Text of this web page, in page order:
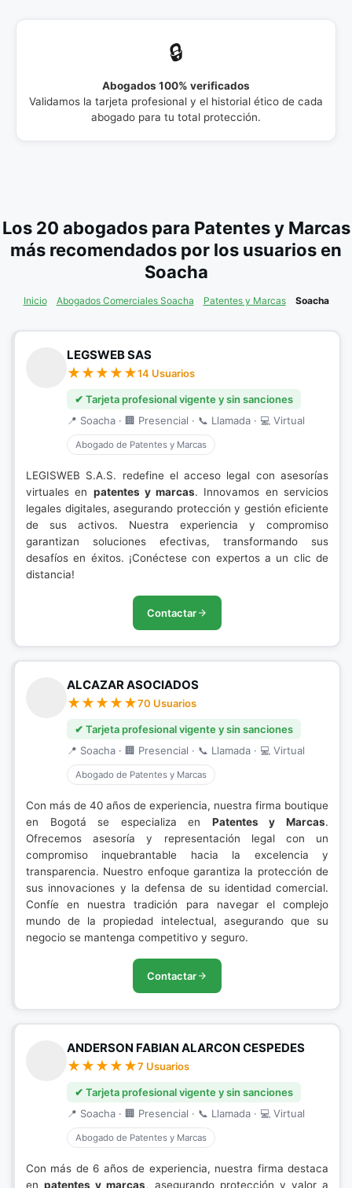
🔒
Abogados 100% verificados
Validamos la tarjeta profesional y el historial ético de cada
abogado para tu total protección.
Los 20 abogados para Patentes y Marcas
más recomendados por los usuarios en
Soacha
Inicio Abogados Comerciales Soacha Patentes y Marcas Soacha
LEGSWEB SAS
14 Usuarios
✔ Tarjeta profesional vigente y sin sanciones
📍 Soacha · 🏢 Presencial · 📞 Llamada · 💻 Virtual
Abogado de Patentes y Marcas
LEGISWEB S.A.S. redefine el acceso legal con asesorías
virtuales en patentes y marcas. Innovamos en servicios
legales digitales, asegurando protección y gestión eficiente
de sus activos. Nuestra experiencia y compromiso
garantizan soluciones efectivas, transformando sus
desafíos en éxitos. ¡Conéctese con expertos a un clic de
distancia!
Contactar
ALCAZAR ASOCIADOS
70 Usuarios
✔ Tarjeta profesional vigente y sin sanciones
📍 Soacha · 🏢 Presencial · 📞 Llamada · 💻 Virtual
Abogado de Patentes y Marcas
Con más de 40 años de experiencia, nuestra firma boutique
en Bogotá se especializa en Patentes y Marcas.
Ofrecemos asesoría y representación legal con un
compromiso inquebrantable hacia la excelencia y
transparencia. Nuestro enfoque garantiza la protección de
sus innovaciones y la defensa de su identidad comercial.
Confíe en nuestra tradición para navegar el complejo
mundo de la propiedad intelectual, asegurando que su
negocio se mantenga competitivo y seguro.
Contactar
ANDERSON FABIAN ALARCON CESPEDES
7 Usuarios
✔ Tarjeta profesional vigente y sin sanciones
📍 Soacha · 🏢 Presencial · 📞 Llamada · 💻 Virtual
Abogado de Patentes y Marcas
Con más de 6 años de experiencia, nuestra firma destaca
enpatentes y marcas, asegurando protección y valor a